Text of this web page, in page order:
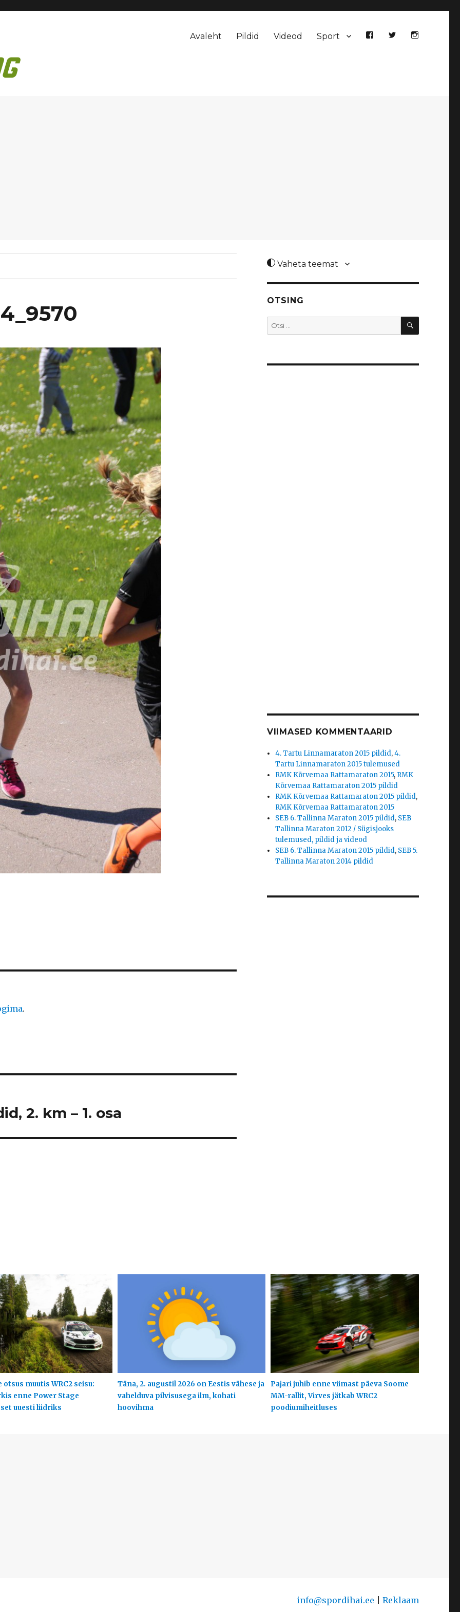
Avaleht Pildid Videod Sport
.
2. km – 1. osa
Vaheta teemat
OTSING
Otsi: OTSI
VIIMASED KOMMENTAARID
4. Tartu Linnamaraton 2015 pildid,4.
Tartu Linnamaraton 2015 tulemused
RMK Kõrvemaa Rattamaraton 2015, RMK
Kõrvemaa Rattamaraton 2015 pildid
RMK Kõrvemaa Rattamaraton 2015 pildid,
RMK Kõrvemaa Rattamaraton 2015
SEB 6. Tallinna Maraton 2015 pildid, SEB
Tallinna Maraton 2012 / Sügisjooks
tulemused, pildid ja videod
SEB 6. Tallinna Maraton 2015 pildid, SEB 5.
Tallinna Maraton 2014 pildid
muutis WRC2 seisu:
enne Power Stage
uuesti liidriks
Täna, 2. augustil 2026 on Eestis vähese ja
vahelduva pilvisusega ilm, kohati
hoovihma
Pajari juhib enne viimast päeva Soome
MM-rallit, Virves jätkab WRC2
poodiumiheitluses
info@spordihai.ee Reklaam